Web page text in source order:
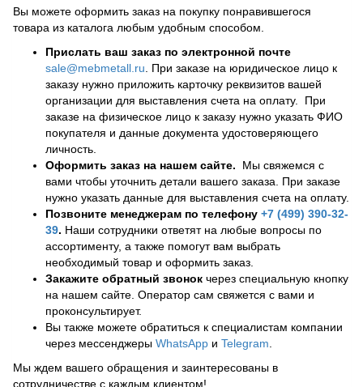
Вы можете оформить заказ на покупку понравившегося
товара из каталога любым удобным способом.
Прислать ваш заказ по электронной почте
sale@mebmetall.ru . При заказе на юридическое лицо к
заказу нужно приложить карточку реквизитов вашей
организации для выставления счета на оплату. При
заказе на физическое лицо к заказу нужно указать ФИО
покупателя и данные документа удостоверяющего
личность.
Оформить заказ на нашем сайте. Мы свяжемся с
вами чтобы уточнить детали вашего заказа. При заказе
нужно указать данные для выставления счета на оплату.
Позвоните менеджерам по телефону +7 (499) 390-32-
39. Наши сотрудники ответят на любые вопросы по
ассортименту, а также помогут вам выбрать
необходимый товар и оформить заказ.
Закажите обратный звонок через специальную кнопку
на нашем сайте. Оператор сам свяжется с вами и
проконсультирует.
Вы также можете обратиться к специалистам компании
через мессенджеры WhatsApp и Telegram
Мы ждем вашего обращения и заинтересованы в
сотрудничестве с каждым клиентом!